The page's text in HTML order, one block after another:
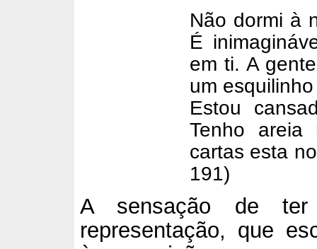
Não dormi à
É
em ti. A
um
Estou
Tenho
cartas esta
191)
A sensação de
representação, que